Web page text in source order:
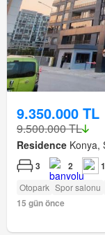
9.350.000 TL
9.500.000 TL
Residence Konya,
3 2
Otopark Spor salonu
15 gün önce